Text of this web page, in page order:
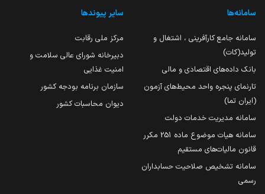
سامانه‌ها
سامانه جامع کارآفرینی ، اشتغال و
تولید(کات)
بانک داده‌های اقتصادی و مالی
تارنمای پنجره واحد محیط‌های آزمون
(ایران تما)
سامانه مدیریت خدمات دولت
سامانه هیات موضوع ماده 251 مکرر
قانون مالیات‌های مستقیم
سامانه تشخیص صلاحیت حسابداران
رسمی
سایر پیوندها
مرکز ملی رقابت
دبیرخانه شورای عالی سلامت و
امنیت غذایی
سازمان برنامه بودجه کشور
دیوان محاسبات کشور